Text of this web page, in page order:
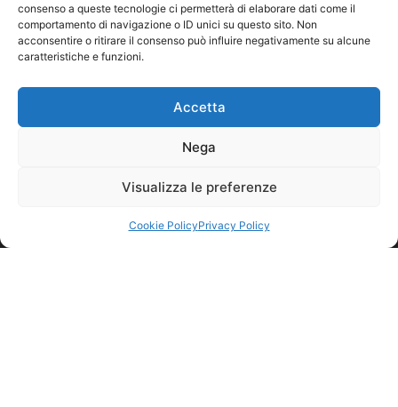
consenso a queste tecnologie ci permetterà di elaborare dati come il
comportamento di navigazione o ID unici su questo sito. Non
acconsentire o ritirare il consenso può influire negativamente su alcune
caratteristiche e funzioni.
Accetta
Nega
Visualizza le preferenze
Cookie PolicyPrivacy Policy